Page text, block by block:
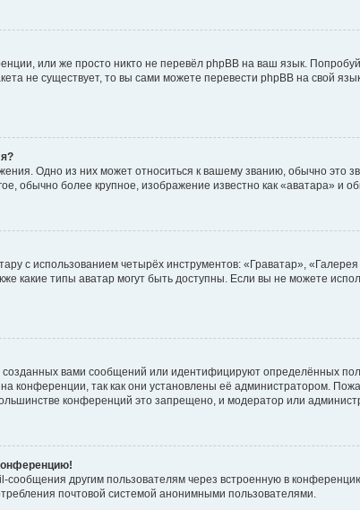
или же просто никто не перевёл phpBB на ваш язык.
не существует, то вы сами можете перевести phpBB на свой
Одно из них может относиться к вашему званию, обычно это
обычно более крупное, изображение известно как «аватара» и
с использованием четырёх инструментов: «Граватар»,
какие типы аватар могут быть доступны. Если вы не можете
вами сообщений или идентифицируют определённых
конференции, так как они установлены её администратором.
конференций это запрещено, и модератор или
сообщения другим пользователям через встроенную в
почтовой системой анонимными пользователями.